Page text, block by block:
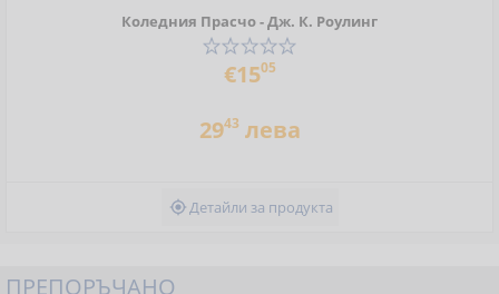
Коледния Прасчо - Дж. К. Роулинг
€1505
2943лева
Детайли за продукта
ПРЕПОРЪЧАНО